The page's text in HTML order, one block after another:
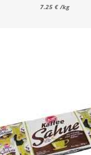
7.25 € /kg